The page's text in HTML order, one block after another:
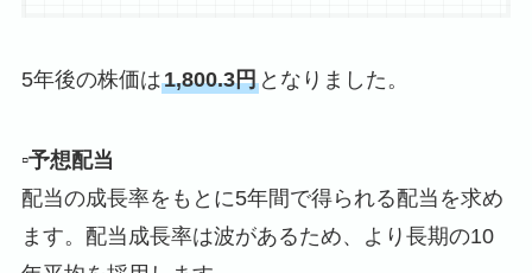
5年後の株価は1,800.3円となりました。
▫️予想配当
配当の成長率をもとに5年間で得られる配当を求め
ます。配当成長率は波があるため、より長期の10